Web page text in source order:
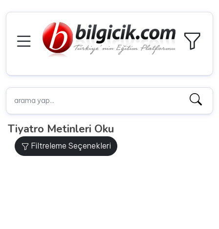
Tiyatro Metinleri Oku
Filtreleme Seçenekleri